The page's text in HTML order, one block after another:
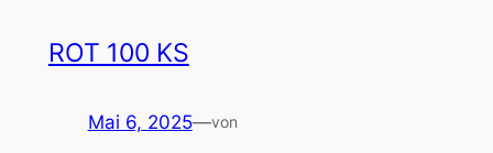
ROT 100 KS
Mai 6, 2025—von